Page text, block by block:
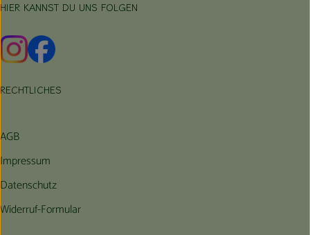
HIER KANNST DU UNS FOLGEN
Externer Link zu https://www.instagram.com/hofbauernhof/
Externer Link zu https://www.facebook.com/
RECHTLICHES
AGB
Impressum
Datenschutz
Widerruf-Formular